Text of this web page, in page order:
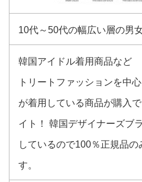
10代～50代の幅広い層の男
韓国アイドル着用商品など
トリートファッションを中
が着用している商品が購入
イト！ 韓国デザイナーズブ
しているので100％正規品の
す。